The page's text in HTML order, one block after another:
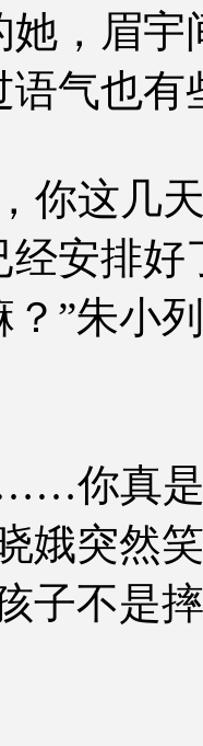
她，眉宇
语气也有
你这几
经安排
？”朱小
你真是
娥突然
子不是